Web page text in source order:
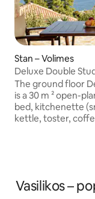
Stan – Volimes
Deluxe Double
The ground floor
is a 30 m ² open-
bed, kitchenette
kettle, toster,
Wi-Fi. S
Vasilikos –